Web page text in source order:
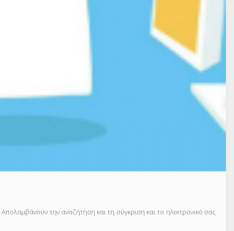
την αναζήτηση και τη σύγκριση και το ηλεκτρονικό σας